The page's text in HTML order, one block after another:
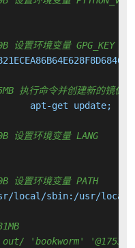
置环境变量 GPG_KEY
行命令并创建新的镜像层
置环境变量 LANG
置环境变量 PATH
usr/local/sbin:/usr/
'bookworm'